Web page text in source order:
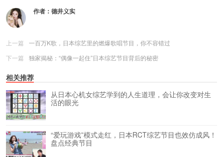
作者： 德井义实
上一篇
一百万K歌，日本综艺里的燃爆歌唱节目，你不容错过
下一篇
独家揭秘：“偶像一起住”日本综艺节目背后的秘密
相关推荐
从日本心机女综艺学到的人生道理，会让你改变对生
活的眼光
“爱玩游戏”模式走红，日本RCT综艺节目也效仿成风！
盘点经典节目